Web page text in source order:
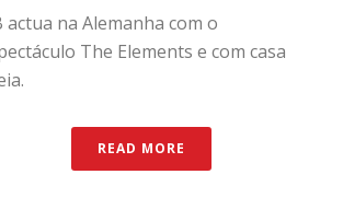
actua na Alemanha com o
The Elements e com casa
READ MORE